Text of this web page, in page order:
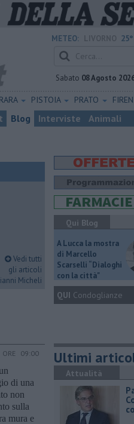
METEO: 25°
Sabato 08 Agosto
PISTOIA PRATO
Blog Interviste Animali
Vedi tutti
gli articoli
Micheli
ORE 09:00
di una
non
sulla
mura e
Qui Blog
A Lucca la mostra
di Marcello
Scarselli “Dialoghi
con la città"
QUI Condoglianze
Ultimi
Attualità